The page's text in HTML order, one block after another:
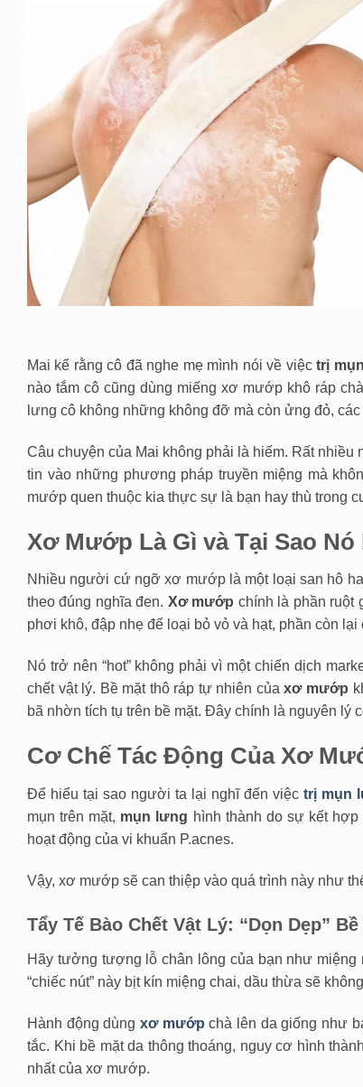
Mai kể rằng cô đã nghe mẹ mình nói về việctrị
nào tắm cô cũng dùng miếng xơ mướp khô ráp
lưng cô không những không đỡ mà còn ửng đỏ,
Câu chuyện của Mai không phải là hiếm. Rất
tin vào những phương pháp truyền miệng mà
mướp quen thuộc kia thực sự là bạn hay thù trong
Xơ Mướp Là Gì và Tại Sao
Nhiều người cứ ngỡ xơ mướp là một loại san hô
theo đúng nghĩa đen. Xơ mướp chính là phần ruột
phơi khô, đập nhẹ để loại bỏ vỏ và hạt, phần còn
Nó trở nên “hot” không phải vì một chiến dịch
chết vật lý. Bề mặt thô ráp tự nhiên củaxơ mướp
bã nhờn tích tụ trên bề mặt. Đây chính là nguyên lý
Cơ Chế Tác Động Của Xơ
Để hiểu tại sao người ta lại nghĩ đến việc trị mụn
mụn trên mặt, mụn lưng hình thành do sự kết
hoạt động của vi khuẩn P.acnes.
Vậy, xơ mướp sẽ can thiệp vào quá trình này như
Tẩy Tế Bào Chết Vật Lý: “Dọn Dẹp”
Hãy tưởng tượng lỗ chân lông của bạn như
“chiếc nút” này bịt kín miệng chai, dầu thừa sẽ
Hành động dùngxơ mướp chà lên da giống như
tắc. Khi bề mặt da thông thoáng, nguy cơ hình
nhất của xơ mướp.